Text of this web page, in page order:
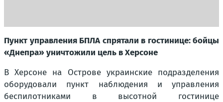
Пункт управления БПЛА спрятали в гостинице: бойцы
«Днепра» уничтожили цель в Херсоне
В Херсоне на Острове украинские подразделения
оборудовали пункт наблюдения и управления
беспилотниками в высотной гостинице